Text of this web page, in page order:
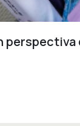
perspectiva